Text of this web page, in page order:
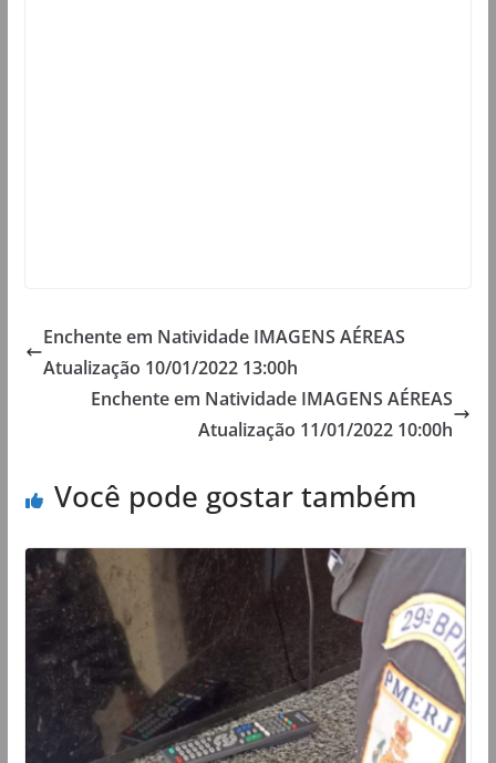
Enchente em Natividade IMAGENS AÉREAS
Atualização 10/01/2022 13:00h
Enchente em Natividade IMAGENS AÉREAS
Atualização 11/01/2022 10:00h
Você pode gostar também